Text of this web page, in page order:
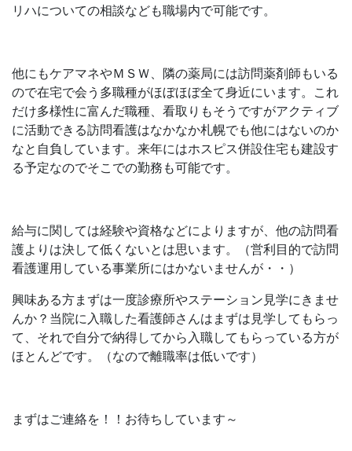
リハについての相談なども職場内で可能です。
他にもケアマネやＭＳＷ、隣の薬局には訪問薬剤師もいる
ので在宅で会う多職種がほぼほぼ全て身近にいます。これ
だけ多様性に富んだ職種、看取りもそうですがアクティブ
に活動できる訪問看護はなかなか札幌でも他にはないのか
なと自負しています。来年にはホスピス併設住宅も建設す
る予定なのでそこでの勤務も可能です。
給与に関しては経験や資格などによりますが、他の訪問看
護よりは決して低くないとは思います。（営利目的で訪問
看護運用している事業所にはかないませんが・・）
興味ある方まずは一度診療所やステーション見学にきませ
んか？当院に入職した看護師さんはまずは見学してもらっ
て、それで自分で納得してから入職してもらっている方が
ほとんどです。（なので離職率は低いです）
まずはご連絡を！！お待ちしています～